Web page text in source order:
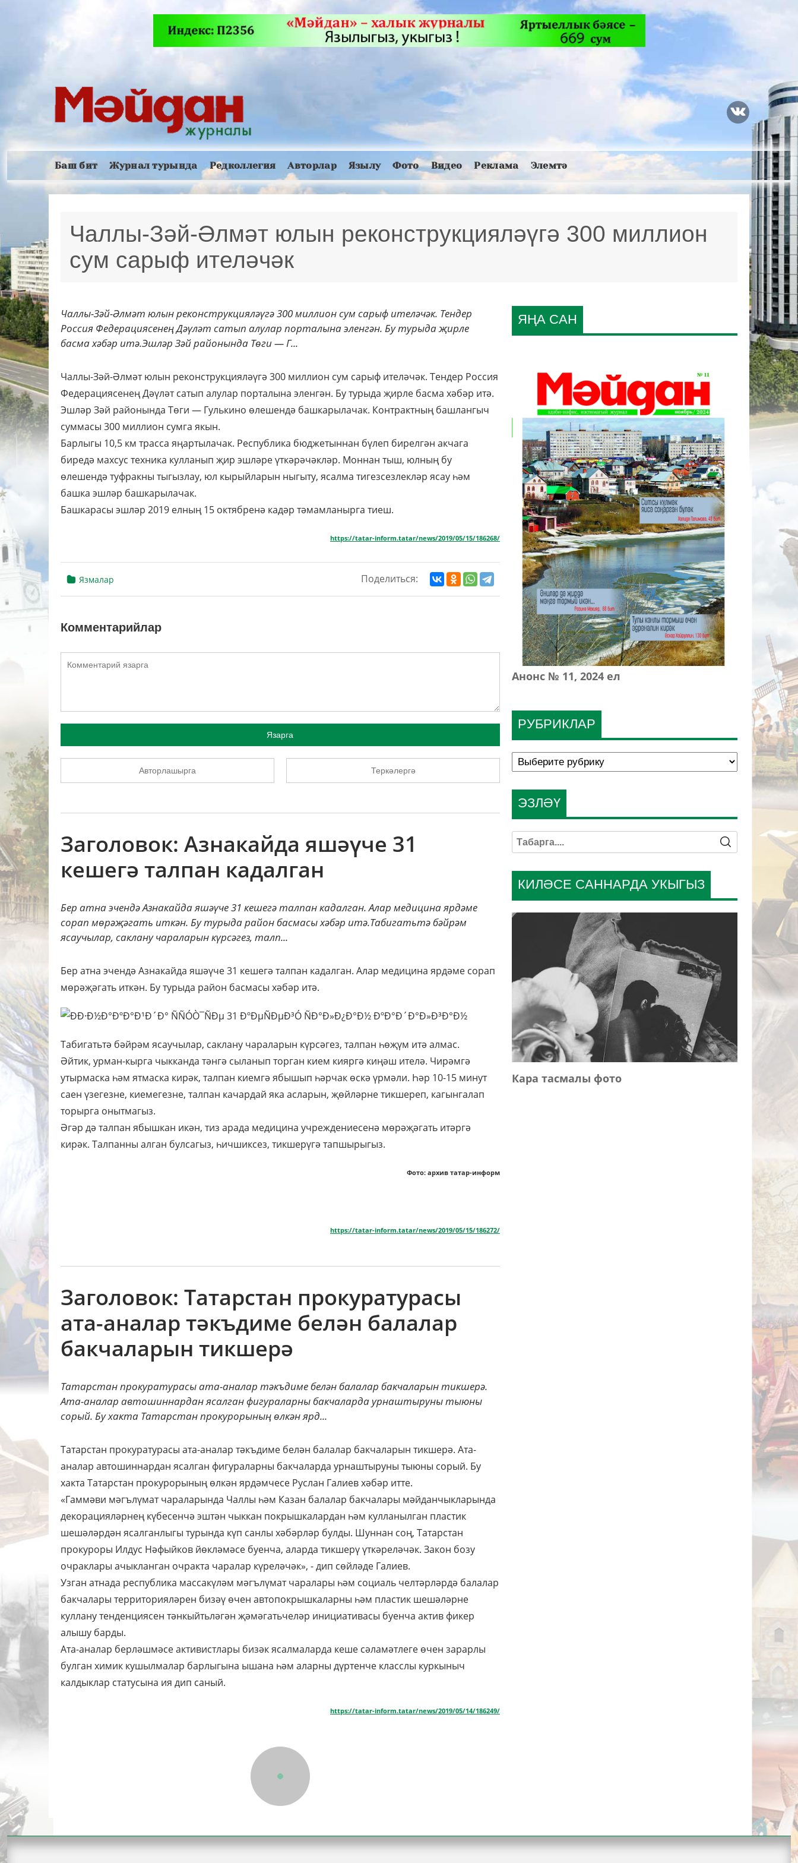
Баш бит Журнал турында Редколлегия Авторлар Язылу Фото Видео Реклама Элемтә
Чаллы-Зәй-Әлмәт юлын реконструкцияләүгә 300 миллион
сум сарыф ителәчәк
Чаллы-Зәй-Әлмәт юлын реконструкцияләүгә 300 миллион сум сарыф ителәчәк. Тендер
Россия Федерациясенең Дәүләт сатып алулар порталына эленгән. Бу турыда җирле
басма хәбәр итә.Эшләр Зәй районында Төги — Г...
Чаллы-Зәй-Әлмәт юлын реконструкцияләүгә 300 миллион сум сарыф ителәчәк. Тендер Россия
Федерациясенең Дәүләт сатып алулар порталына эленгән. Бу турыда җирле басма хәбәр итә.
Эшләр Зәй районында Төги — Гулькино өлешендә башкарылачак. Контрактның башлангыч
суммасы 300 миллион сумга якын.
Барлыгы 10,5 км трасса яңартылачак. Республика бюджетыннан бүлеп бирелгән акчага
биредә махсус техника кулланып җир эшләре үткәрәчәкләр. Моннан тыш, юлның бу
өлешендә туфракны тыгызлау, юл кырыйларын ныгыту, ясалма тигезсезлекләр ясау һәм
башка эшләр башкарылачак.
Башкарасы эшләр 2019 елның 15 октябренә кадәр тәмамланырга тиеш.
https://tatar-inform.tatar/news/2019/05/15/186268/
Язмалар Поделиться:
Комментарийлар
Язарга
Авторлашырга Теркәлергә
Заголовок: Азнакайда яшәүче 31
кешегә талпан кадалган
Бер атна эчендә Азнакайда яшәүче 31 кешегә талпан кадалган. Алар медицина ярдәме
сорап мөрәҗәгать иткән. Бу турыда район басмасы хәбәр итә.Табигатьтә бәйрәм
ясаучылар, саклану чараларын күрсәгез, талп...
Бер атна эчендә Азнакайда яшәүче 31 кешегә талпан кадалган. Алар медицина ярдәме сорап
мөрәҗәгать иткән. Бу турыда район басмасы хәбәр итә.
Табигатьтә бәйрәм ясаучылар, саклану чараларын күрсәгез, талпан һөҗүм итә алмас.
Әйтик, урман-кырга чыкканда тәнгә сыланып торган кием кияргә киңәш ителә. Чирәмгә
утырмаска һәм ятмаска кирәк, талпан киемгә ябышып һәрчак өскә үрмәли. Һәр 10-15 минут
саен үзегезне, киемегезне, талпан качардай яка асларын, җөйләрне тикшереп, кагынгалап
торырга онытмагыз.
Әгәр дә талпан ябышкан икән, тиз арада медицина учреждениесенә мөрәҗәгать итәргә
кирәк. Талпанны алган булсагыз, һичшиксез, тикшерүгә тапшырыгыз.
Фото: архив татар-информ
https://tatar-inform.tatar/news/2019/05/15/186272/
Заголовок: Татарстан прокуратурасы
ата-аналар тәкъдиме белән балалар
бакчаларын тикшерә
Татарстан прокуратурасы ата-аналар тәкъдиме белән балалар бакчаларын тикшерә.
Ата-аналар автошиннардан ясалган фигураларны бакчаларда урнаштыруны тыюны
сорый. Бу хакта Татарстан прокурорының өлкән ярд...
Татарстан прокуратурасы ата-аналар тәкъдиме белән балалар бакчаларын тикшерә. Ата-
аналар автошиннардан ясалган фигураларны бакчаларда урнаштыруны тыюны сорый. Бу
хакта Татарстан прокурорының өлкән ярдәмчесе Руслан Галиев хәбәр итте.
«Гаммәви мәгълүмат чараларында Чаллы һәм Казан балалар бакчалары мәйданчыкларында
декорацияләрнең күбесенчә эштән чыккан покрышкалардан һәм кулланылган пластик
шешәләрдән ясалганлыгы турында күп санлы хәбәрләр булды. Шуннан соң, Татарстан
прокуроры Илдус Нәфыйков йөкләмәсе буенча, аларда тикшерү үткәреләчәк. Закон бозу
очраклары ачыкланган очракта чаралар күреләчәк», - дип сөйләде Галиев.
Узган атнада республика массакүләм мәгълүмат чаралары һәм социаль челтәрләрдә балалар
бакчалары территорияләрен бизәү өчен автопокрышкаларны һәм пластик шешәләрне
куллану тенденциясен тәнкыйтьләгән җәмәгатьчеләр инициативасы буенча актив фикер
алышу барды.
Ата-аналар берләшмәсе активистлары бизәк ясалмаларда кеше сәламәтлеге өчен зарарлы
булган химик кушылмалар барлыгына ышана һәм аларны дүртенче класслы куркыныч
калдыклар статусына ия дип саный.
https://tatar-inform.tatar/news/2019/05/14/186249/
РУБРИКЛАР
ЯҢА САН
Анонс № 11, 2024 ел
КИЛӘСЕ САННАРДА УКЫГЫЗ
Кара тасмалы фото
ЭЗЛӘҮ